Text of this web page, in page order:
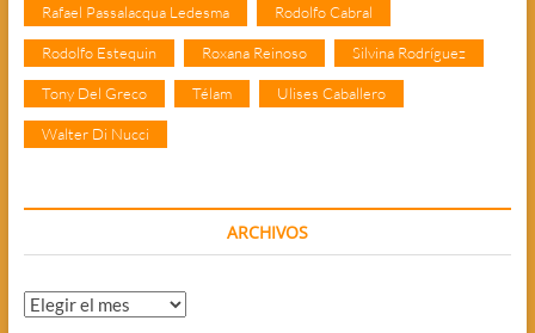
Rafael Passalacqua Ledesma Rodolfo Cabral
Rodolfo Estequin Roxana Reinoso Silvina Rodríguez
Tony Del Greco Télam Ulises Caballero
Walter Di Nucci
ARCHIVOS
Archivos